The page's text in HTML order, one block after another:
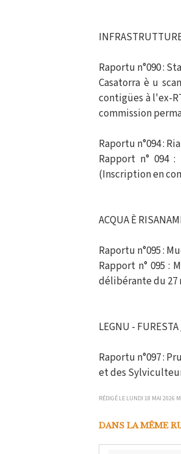
Raportu n°090 :
Casatorra è u
contigües à l'ex-
commission
Raportu n°094 :
Rapport n° 094
(Inscription en
ACQUA È
Raportu n°095 :
Rapport n° 095 :
délibérante du 27
LEGNU -
Raportu n°097 :
et des
RÉDIGÉ LE LUNDI 18 MAI 2026
DANS LA MÊME